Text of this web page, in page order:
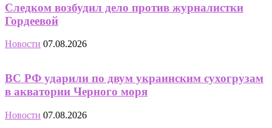
Следком возбудил дело против журналистки
Гордеевой
Новости 07.08.2026
ВС РФ ударили по двум украинским сухогрузам
в акватории Черного моря
Новости 07.08.2026